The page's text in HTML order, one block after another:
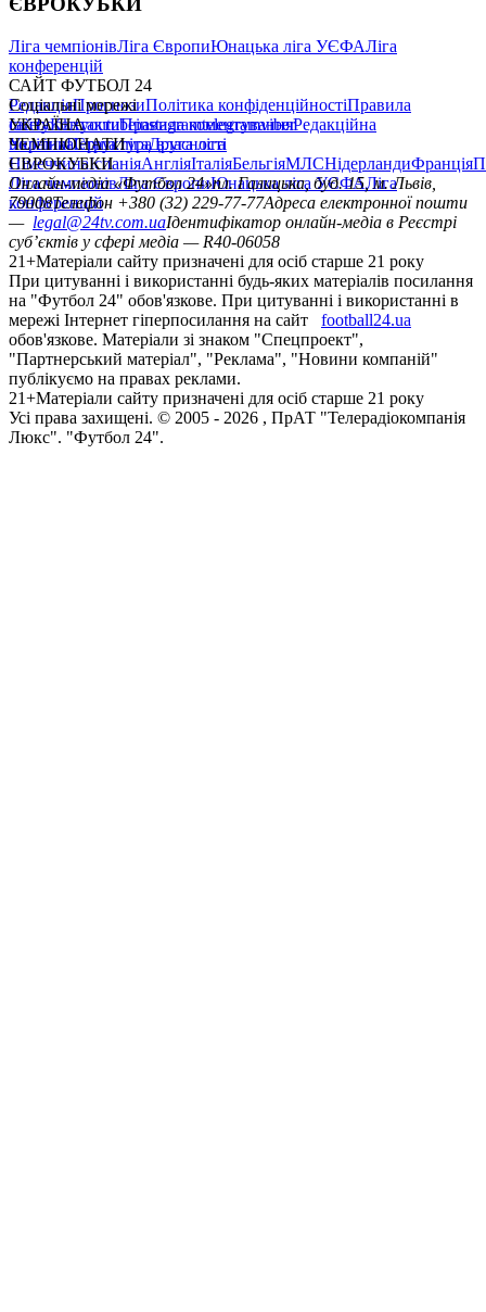
Ліга чемпіонівЛіга ЄвропиЮнацька ліга УЄФАЛіга
конференцій
САЙТ ФУТБОЛ 24
РедакціяПрогнозиПолітика конфіденційностіПравила
сайтуКонтактиПравила коментуванняРедакційна
політикаСтруктура власності
Соціальні мережі
facebookxyoutubeinstagramtelegramviber
УКРАЇНА
УкраїнаПерша лігаДруга ліга
ЧЕМПІОНАТИ
НімеччинаІспаніяАнгліяІталіяБельгіяМЛСНідерландиФранція
ЄВРОКУБКИ
Ліга чемпіонівЛіга ЄвропиЮнацька ліга УЄФАЛіга
конференцій
Онлайн-медіа «Футбол 24»пл. Галицька, буд. 15, м. Львів,
79008Телефон +380 (32) 229-77-77Адреса електронної пошти
— legal@24tv.com.uaІдентифікатор онлайн-медіа в Реєстрі
суб’єктів у сфері медіа — R40-06058
21+Матеріали сайту призначені для осіб старше 21 року
При цитуванні і використанні будь-яких матеріалів посилання
на "Футбол 24" обов'язкове. При цитуванні і використанні в
мережі Інтернет гіперпосилання на сайт
football24.ua
обов'язкове. Матеріали зі знаком "Спецпроект",
"Партнерський матеріал", "Реклама", "Новини компаній"
публікуємо на правах реклами.
21+Матеріали сайту призначені для осіб старше 21 року
Усi права захищенi. © 2005 - 2026 , ПрАТ "Телерадіокомпанія
Люкс". "Футбол 24".